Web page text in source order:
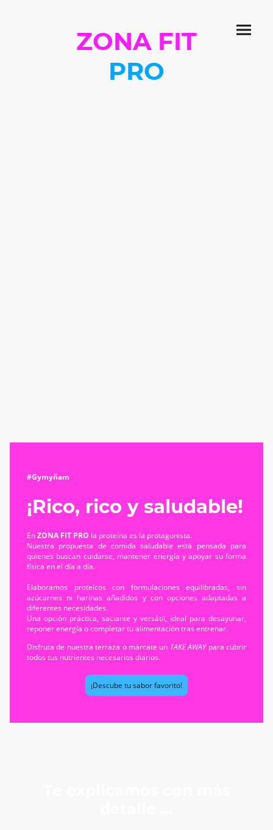
ZONA FIT
PRO
#Gymyñam
¡Rico, rico y saludable!
EnZONA FIT PRO la proteína es la protagonista.
Nuestra propuesta de comida saludable está pensada para
quienes buscan cuidarse, mantener energía y apoyar su forma
física en el día a día.
Elaboramos proteícos con formulaciones equilibradas, sin
azúcarnes ni harinas añadidos y con opciones adaptadas a
diferentes necesidades.
Una opción práctica, saciante y versátil, ideal para desayunar,
reponer energía o completar tu alimentación tras entrenar.
Disfruta de nuestra terraza o márcate un TAKE AWAYpara cubrir
todos tus nutrientes necesarios diarios.
¡Descube tu sabor favorito!